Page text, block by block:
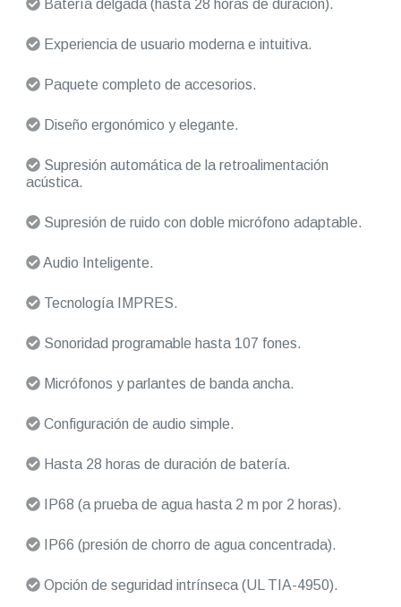
Batería delgada (hasta 28 horas de duración).
Experiencia de usuario moderna e intuitiva.
Paquete completo de accesorios.
Diseño ergonómico y elegante.
Supresión automática de la retroalimentación
acústica.
Supresión de ruido con doble micrófono adaptable.
Audio Inteligente.
Tecnología IMPRES.
Sonoridad programable hasta 107 fones.
Micrófonos y parlantes de banda ancha.
Configuración de audio simple.
Hasta 28 horas de duración de batería.
IP68 (a prueba de agua hasta 2 m por 2 horas).
IP66 (presión de chorro de agua concentrada).
Opción de seguridad intrínseca (UL TIA-4950).